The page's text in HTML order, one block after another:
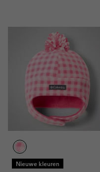
Nieuwe kleuren